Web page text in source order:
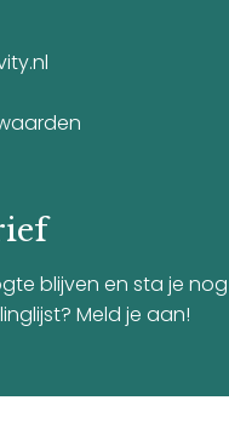
blijven en sta je nog
Meld je aan!